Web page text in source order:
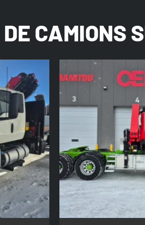
CAMIONS